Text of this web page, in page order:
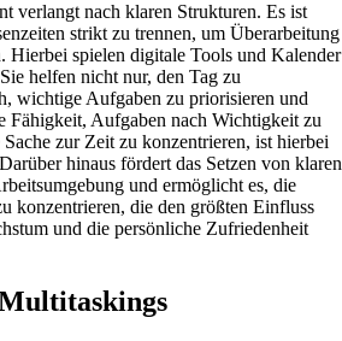
verlangt nach klaren Strukturen. Es ist
strikt zu trennen, um Überarbeitung
Hierbei spielen digitale Tools und Kalender
helfen nicht nur, den Tag zu
wichtige Aufgaben zu priorisieren und
Fähigkeit, Aufgaben nach Wichtigkeit zu
zur Zeit zu konzentrieren, ist hierbei
hinaus fördert das Setzen von klaren
und ermöglicht es, die
konzentrieren, die den größten Einfluss
und die persönliche Zufriedenheit